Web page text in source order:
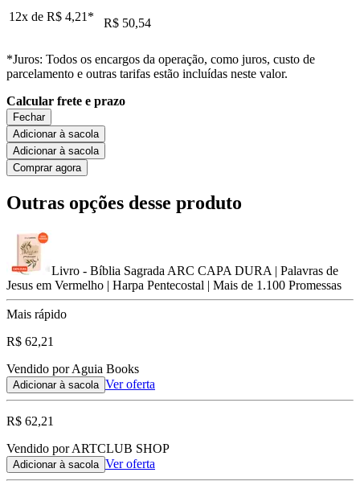
12x de R$ 4,21 * R$ 50,54
*Juros: Todos os encargos da operação, como juros, custo de
parcelamento e outras tarifas estão incluídas neste valor.
Calcular frete e prazo
Fechar
Adicionar à sacola
Adicionar à sacola
Comprar agora
Outras opções desse produto
Livro - Bíblia Sagrada ARC CAPA DURA | Palavras de
Jesus em Vermelho | Harpa Pentecostal | Mais de 1.100 Promessas
Mais rápido
R$ 62,21
Vendido por Aguia Books
Adicionar à sacola Ver oferta
R$ 62,21
Vendido por ARTCLUB SHOP
Adicionar à sacola Ver oferta